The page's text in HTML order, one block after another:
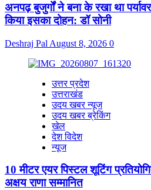
अनपढ़ बुजुर्गों ने बना के रखा था
किया इसका दोहन: डॉ सोनी
Deshraj Pal August 8, 2026 0
उत्तर प्रदेश
उत्तराखंड
उदय खबर न्यूज
उदय खबर ब्रेकिंग
खेल
देश विदेश
न्यूज
10 मीटर एयर पिस्टल शूटिंग
अक्षय राणा सम्मानित